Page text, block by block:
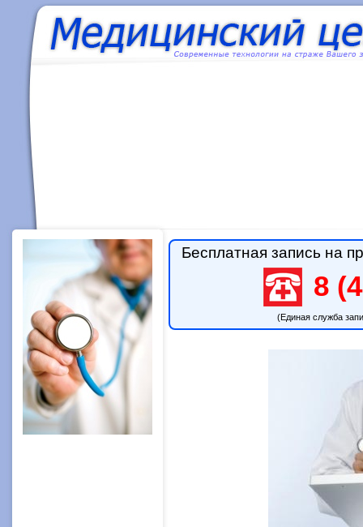
Бесплатная запись на
8
(Единая служба